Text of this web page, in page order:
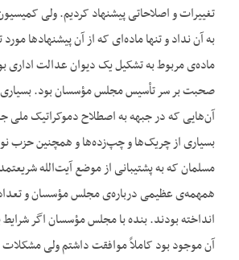
تغییرات و اصلاحاتی پیشنهاد کردیم. ولی
به آن نداد و تنها ماده‌‌ای که از آن پیشنهادها
ماده‌‌ی مربوط به تشکیل یک دیوان عدالت اداری
صحبت بر سر تأسیس مجلس مؤسسان بود.
آن‌‌هایی که در جبهه به اصطلاح دموکراتیک ملی
بسیاری از چریک‌‌ها و چپ‌‌زده‌‌ها و همچنین حزب
مسلمان که به پشتیبانی از موضع آیت‌الله
همهمه‌‌ی عظیمی درباره‌‌ی مجلس مؤسسان و تعداد
انداخته بودند. بنده با مجلس مؤسسان اگر
آن موجود بود کاملاً موافقت داشتم ولی مشکلات